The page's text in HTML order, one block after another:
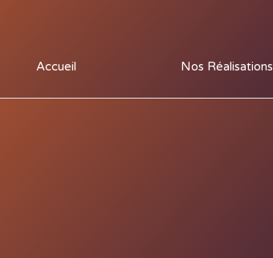
Accueil Nos Réalisations